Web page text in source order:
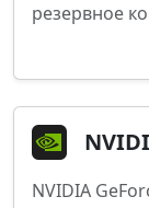
резервное
NVIDIA